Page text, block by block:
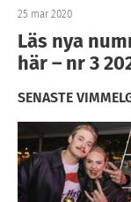
25 mar 2020
Läs nya
här – nr 3
SENASTE